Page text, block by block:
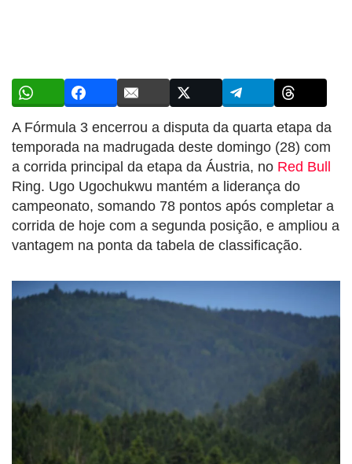
A Fórmula 3 encerrou a disputa da quarta etapa da
temporada na madrugada deste domingo (28) com
a corrida principal da etapa da Áustria, no Red Bull
Ring. Ugo Ugochukwu mantém a liderança do
campeonato, somando 78 pontos após completar a
corrida de hoje com a segunda posição, e ampliou a
vantagem na ponta da tabela de classificação.